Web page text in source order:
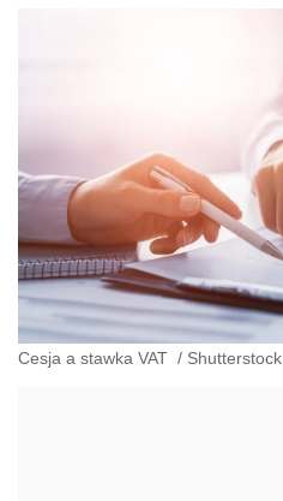
Cesja a stawka VAT / Shutterstock